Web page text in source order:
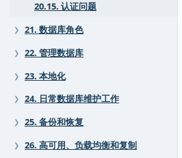
20.15. 认证问题
❯ 21. 数据库角色
❯ 22. 管理数据库
❯ 23. 本地化
❯ 24. 日常数据库维护工作
❯ 25. 备份和恢复
❯ 26. 高可用、负载均衡和复制